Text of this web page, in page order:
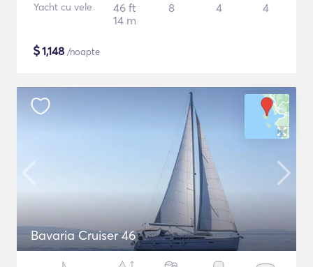
Yacht cu vele
46 ft
14 m
8 4 4
$1,148 /noapte
Bavaria Cruiser 46